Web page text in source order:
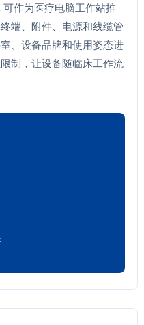
作为医疗电脑工作站推
端、附件、电源和线缆管
、设备品牌和使用姿态进
制，让设备随临床工作流